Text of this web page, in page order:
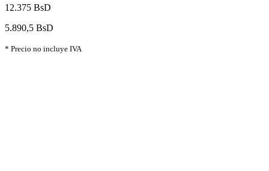
12.375 BsD
5.890,5 BsD
* Precio no incluye IVA